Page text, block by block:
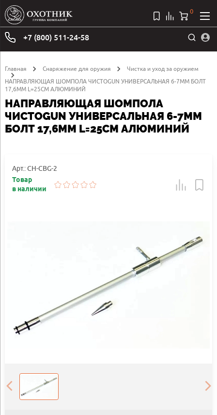
+7 (800) 511-24-58
0
Главная Снаряжение для оружия
Чистка и уход за оружием
НАПРАВЛЯЮЩАЯ ШОМПОЛА ЧИСТОGUN УНИВЕРСАЛЬНАЯ 6-7MM БОЛТ
17,6MM L=25СМ АЛЮМИНИЙ
НАПРАВЛЯЮЩАЯ ШОМПОЛА
ЧИСТОGUN УНИВЕРСАЛЬНАЯ 6-7MM
БОЛТ 17,6MM L=25СМ АЛЮМИНИЙ
Арт.: CH-CBG-2
Товар
в наличии